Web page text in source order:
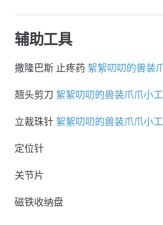
辅助工具
撒隆巴斯 止疼药 絮絮叨叨的兽装
翘头剪刀 絮絮叨叨的兽装爪爪小
立裁珠针 絮絮叨叨的兽装爪爪小
定位针
关节片
磁铁收纳盘